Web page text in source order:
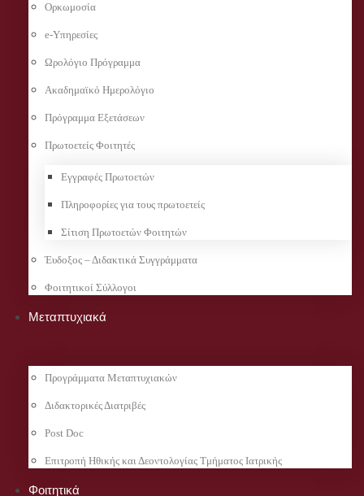
Ορκωμοσία
e-Υπηρεσίες
Ωρολόγιο Πρόγραμμα
Ακαδημαϊκό Ημερολόγιο
Πρόγραμμα Εξετάσεων
Πρωτοετείς Φοιτητές
Εγγραφές Πρωτοετών
Πληροφορίες για τους πρωτοετείς
Σίτιση Πρωτοετών Φοιτητών
Έυδοξος – Διδακτικά Συγγράμματα
Φοιτητικοί Σύλλογοι
Μεταπτυχιακά
Προγράμματα Μεταπτυχιακών
Διδακτορικές Διατριβές
Post Doc
Επιτροπή Ηθικής και Δεοντολογίας Τμήματος Ιατρικής
Φοιτητικά